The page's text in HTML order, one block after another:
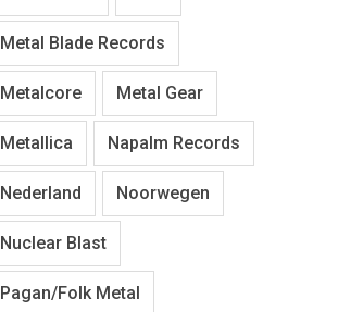
Metal Blade Records
Metalcore Metal Gear
Metallica Napalm Records
Nederland Noorwegen
Nuclear Blast
Pagan/Folk Metal